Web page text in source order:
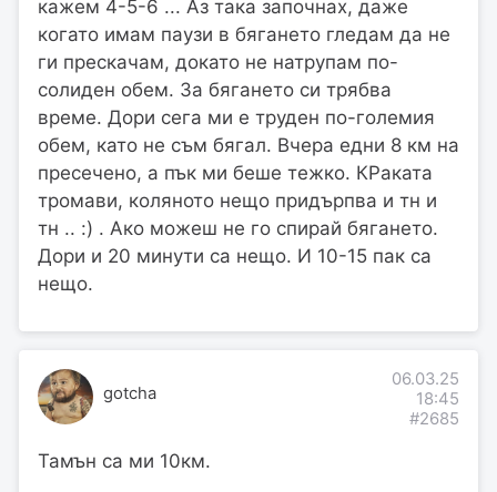
кажем 4-5-6 ... Аз така започнах, даже
когато имам паузи в бягането гледам да не
ги прескачам, докато не натрупам по-
солиден обем. За бягането си трябва
време. Дори сега ми е труден по-големия
обем, като не съм бягал. Вчера едни 8 км на
пресечено, а пък ми беше тежко. КРаката
тромави, коляното нещо придърпва и тн и
тн .. :) . Ако можеш не го спирай бягането.
Дори и 20 минути са нещо. И 10-15 пак са
нещо.
gotcha
06.03.25
18:45
#2685
Тамън са ми 10км.